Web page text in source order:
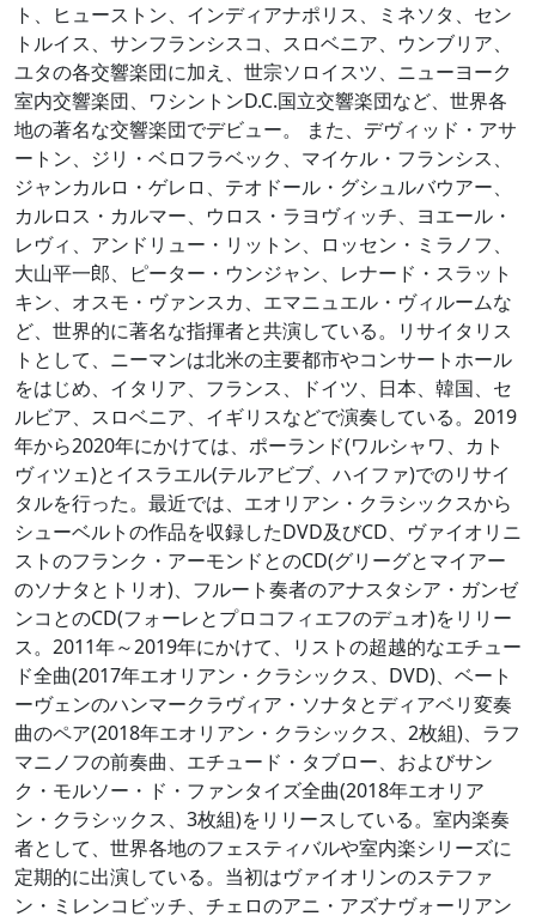
ト、ヒューストン、インディアナポリス、ミネソタ、セン
トルイス、サンフランシスコ、スロベニア、ウンブリア、
ユタの各交響楽団に加え、世宗ソロイスツ、ニューヨーク
室内交響楽団、ワシントンD.C.国立交響楽団など、世界各
地の著名な交響楽団でデビュー。 また、デヴィッド・アサ
ートン、ジリ・ベロフラベック、マイケル・フランシス、
ジャンカルロ・ゲレロ、テオドール・グシュルバウアー、
カルロス・カルマー、ウロス・ラヨヴィッチ、ヨエール・
レヴィ、アンドリュー・リットン、ロッセン・ミラノフ、
大山平一郎、ピーター・ウンジャン、レナード・スラット
キン、オスモ・ヴァンスカ、エマニュエル・ヴィルームな
ど、世界的に著名な指揮者と共演している。リサイタリス
トとして、ニーマンは北米の主要都市やコンサートホール
をはじめ、イタリア、フランス、ドイツ、日本、韓国、セ
ルビア、スロベニア、イギリスなどで演奏している。2019
年から2020年にかけては、ポーランド(ワルシャワ、カト
ヴィツェ)とイスラエル(テルアビブ、ハイファ)でのリサイ
タルを行った。最近では、エオリアン・クラシックスから
シューベルトの作品を収録したDVD及びCD、ヴァイオリニ
ストのフランク・アーモンドとのCD(グリーグとマイアー
のソナタとトリオ)、フルート奏者のアナスタシア・ガンゼ
ンコとのCD(フォーレとプロコフィエフのデュオ)をリリー
ス。2011年～2019年にかけて、リストの超越的なエチュー
ド全曲(2017年エオリアン・クラシックス、DVD)、ベート
ーヴェンのハンマークラヴィア・ソナタとディアベリ変奏
曲のペア(2018年エオリアン・クラシックス、2枚組)、ラフ
マニノフの前奏曲、エチュード・タブロー、およびサン
ク・モルソー・ド・ファンタイズ全曲(2018年エオリア
ン・クラシックス、3枚組)をリリースしている。室内楽奏
者として、世界各地のフェスティバルや室内楽シリーズに
定期的に出演している。当初はヴァイオリンのステファ
ン・ミレンコビッチ、チェロのアニ・アズナヴォーリアン